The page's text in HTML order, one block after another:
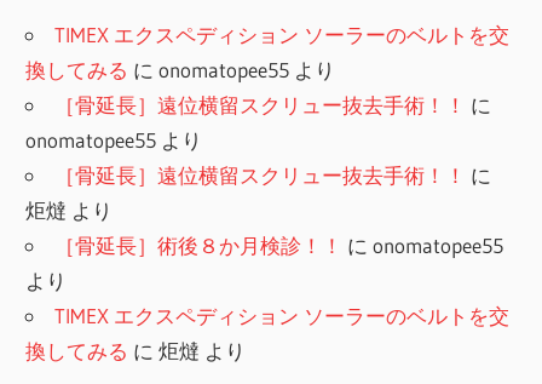
TIMEX エクスペディション ソーラーのベルトを交
換してみる にonomatopee55 より
［骨延長］遠位横留スクリュー抜去手術！！ に
onomatopee55 より
［骨延長］遠位横留スクリュー抜去手術！！ に
炬燵 より
［骨延長］術後８か月検診！！ にonomatopee55
より
TIMEX エクスペディション ソーラーのベルトを交
換してみる に炬燵 より